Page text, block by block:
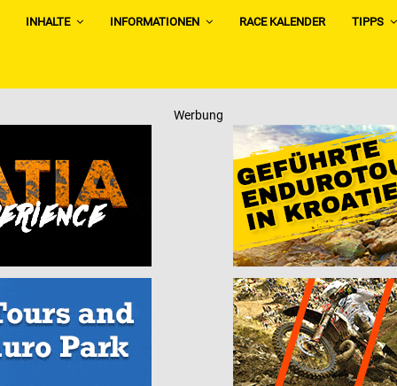
INHALTE INFORMATIONEN RACE KALENDER TIPPS
Werbung